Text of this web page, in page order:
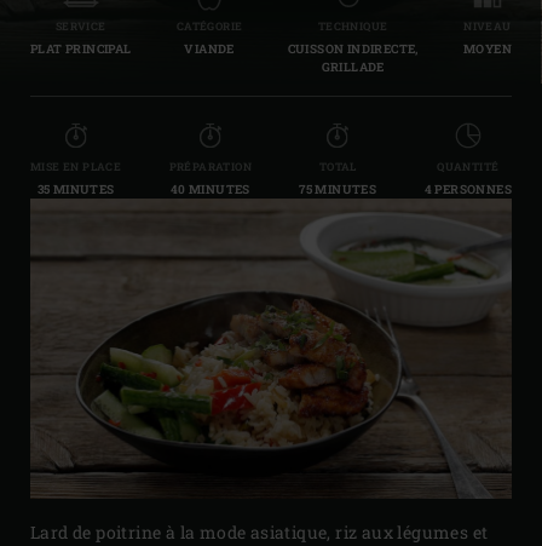
SERVICE
PLAT PRINCIPAL
CATÉGORIE
VIANDE
TECHNIQUE
CUISSON INDIRECTE,
GRILLADE
NIVEAU
MOYEN
MISE EN PLACE
35 MINUTES
PRÉPARATION
40 MINUTES
TOTAL
75 MINUTES
QUANTITÉ
4 PERSONNES
Lard de poitrine à la mode asiatique, riz aux légumes et